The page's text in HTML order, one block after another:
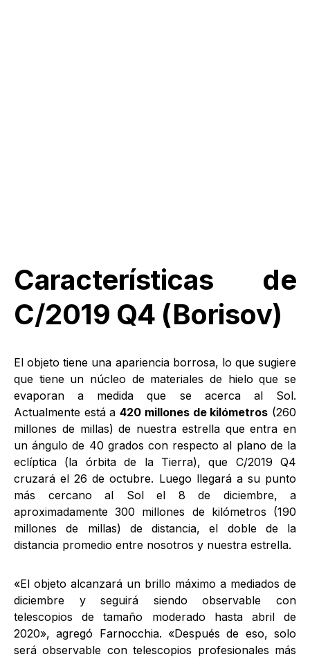
Características de
C/2019 Q4 (Borisov)
El objeto tiene una apariencia borrosa, lo que sugiere
que tiene un núcleo de materiales de hielo que se
evaporan a medida que se acerca al Sol.
Actualmente está a420 millones de kilómetros (260
millones de millas) de nuestra estrella que entra en
un ángulo de 40 grados con respecto al plano de la
eclíptica (la órbita de la Tierra), que C/2019 Q4
cruzará el 26 de octubre. Luego llegará a su punto
más cercano al Sol el 8 de diciembre, a
aproximadamente 300 millones de kilómetros (190
millones de millas) de distancia, el doble de la
distancia promedio entre nosotros y nuestra estrella.
«El objeto alcanzará un brillo máximo a mediados de
diciembre y seguirá siendo observable con
telescopios de tamaño moderado hasta abril de
2020», agregó Farnocchia. «Después de eso, solo
será observable con telescopios profesionales más